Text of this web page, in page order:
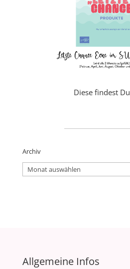
Diese findest Du
Archiv
Archiv
Allgemeine Infos